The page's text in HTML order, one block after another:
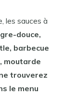
les sauces à
douce,
barbecue
moutarde
trouverez
le menu